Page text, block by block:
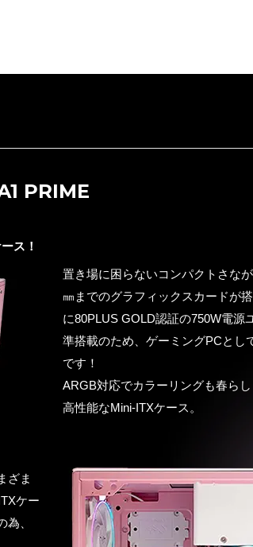
PRIME
ス！
置き場に困らないコンパクトさな
㎜までのグラフィックスカードが
に80PLUS GOLD認証の750W電源
準搭載のため、ゲーミングPCとし
です！
ARGB対応でカラーリングも春ら
高性能なMini-ITXケース。
ざま
ケー
、